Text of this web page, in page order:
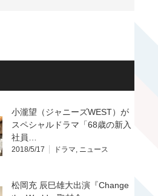
小瀧望（ジャニーズWEST）が
スペシャルドラマ「68歳の新入
社員…
2018/5/17 ドラマ, ニュース
松岡充 辰巳雄大出演『Change